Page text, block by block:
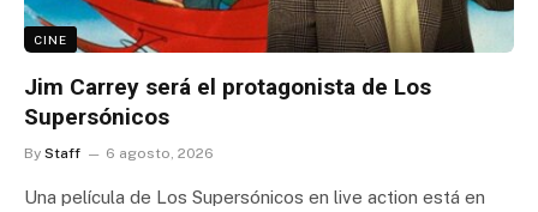
CINE
Jim Carrey será el protagonista de Los
Supersónicos
By Staff 6 agosto, 2026
Una película de Los Supersónicos en live action está en